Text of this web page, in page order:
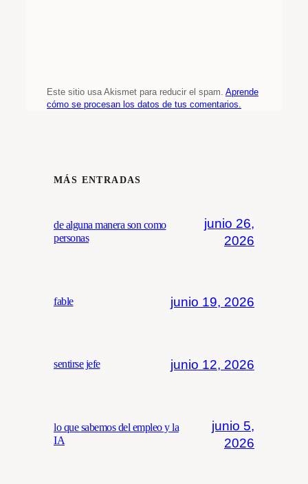
Este sitio usa Akismet para reducir el spam. Aprende
cómo se procesan los datos de tus comentarios.
MÁS ENTRADAS
de alguna manera son como
personas
junio 26,
2026
fable junio 19, 2026
sentirse jefe junio 12, 2026
lo que sabemos del empleo y la
IA
junio 5,
2026